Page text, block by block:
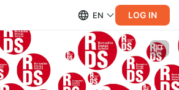
EN LOG IN